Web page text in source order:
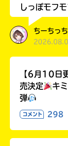
しっぽモフ
ちーちっ
【6月10日
売決定
キ
弾
コメント 298